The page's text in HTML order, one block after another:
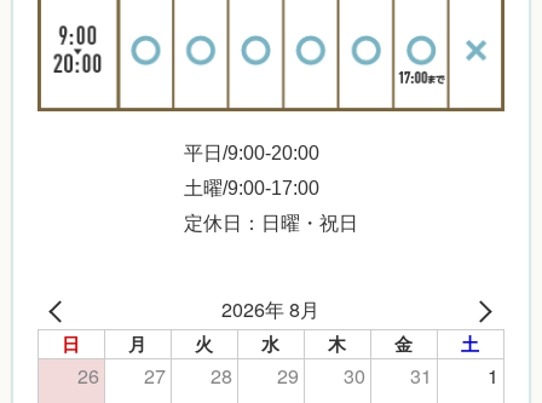
平日/9:00-20:00
土曜/9:00-17:00
定休日：日曜・祝日
2026年 8月
日 月 火 水 木 金 土
26 27 28 29 30 31
1